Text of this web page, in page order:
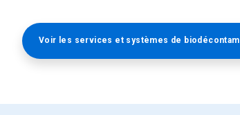
Voir les services et systèmes de